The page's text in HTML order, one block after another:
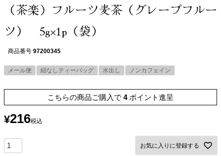
（茶楽）フルーツ麦茶（グレープフルー
ツ） 5g×1p（袋）
商品番号 97200345
メール便 紐なしティーバッグ 水出し ノンカフェイン
こちらの商品ご購入で 4 ポイント進呈
¥216税込
お気に入りに登録する